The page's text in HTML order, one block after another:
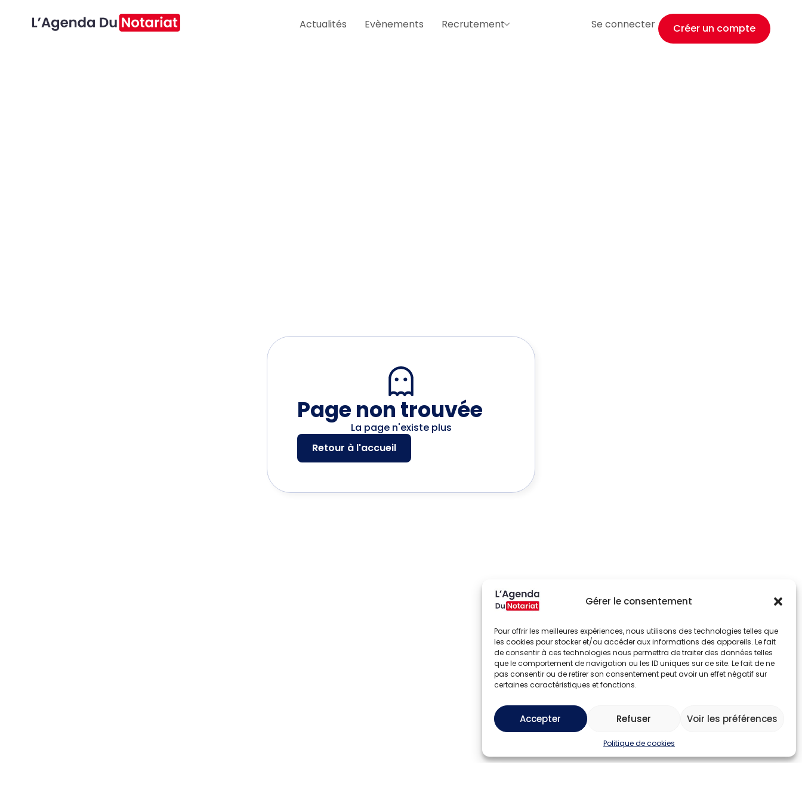
Gérer le consentement
Pour offrir les meilleures expériences, nous utilisons des technologies telles que
les cookies pour stocker et/ou accéder aux informations des appareils. Le fait
de consentir à ces technologies nous permettra de traiter des données telles
que le comportement de navigation ou les ID uniques sur ce site. Le fait de ne
pas consentir ou de retirer son consentement peut avoir un effet négatif sur
certaines caractéristiques et fonctions.
Accepter Refuser Voir les préférences
Politique de cookies
Actualités Evènements Recrutement Se connecter Créer un compte
Page non trouvée
La page n'existe plus
Retour à l'accueil